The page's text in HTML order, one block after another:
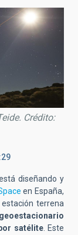
Crédito:
diseñando y
en España,
terrena
satélite. Este